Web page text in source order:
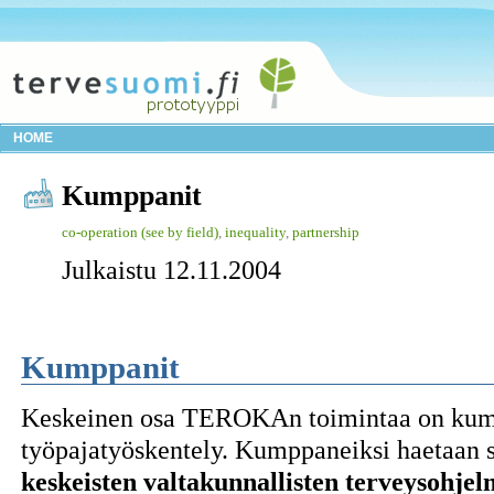
HOME
Kumppanit
co-operation (see by field) inequality, partnership
Julkaistu 12.11.2004
Kumppanit
Keskeinen osa TEROKAn toimintaa on
työpajatyöskentely. Kumppaneiksi haetaan
keskeisten valtakunnallisten